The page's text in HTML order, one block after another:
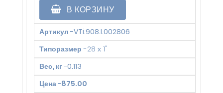
В КОРЗИНУ
Артикул -VTi.908.I.002806
Типоразмер -28 х 1"
Вес, кг-0.113
Цена-875.00